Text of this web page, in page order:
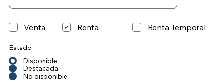
Estado
Disponible
Destacada
No disponible
Renta
Venta Renta Temporal